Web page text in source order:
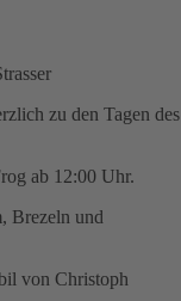
zu den Tagen des
ab 12:00 Uhr.
Brezeln und
von Christoph